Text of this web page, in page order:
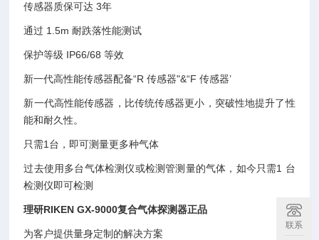
传感器质保可达 3年
通过 1.5m 耐跌落性能测试
保护等级 IP66/68 等效
新一代高性能传感器配备“R 传感器"&“F 传感器’
新一代高性能传感器，比传统传感器更小，突破性地提升了性
能和耐久性。
只需1台，即可测量更多种气体
过去使用多台气体检测仪或检测管测量的气体，如今只需1 台
检测仪即可检测
理研RIKEN GX-9000复合气体探测器正品
为客户提供量身定制的解决方案
联系